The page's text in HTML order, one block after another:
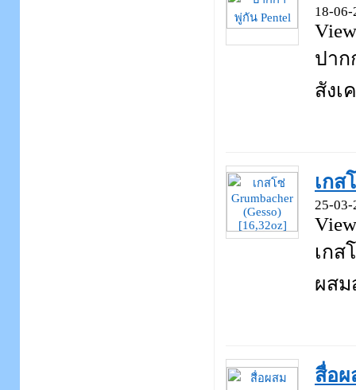
18-06-
ปาก
สังเ
เกส
25-03-
เกส
ผสม
สื่อผ